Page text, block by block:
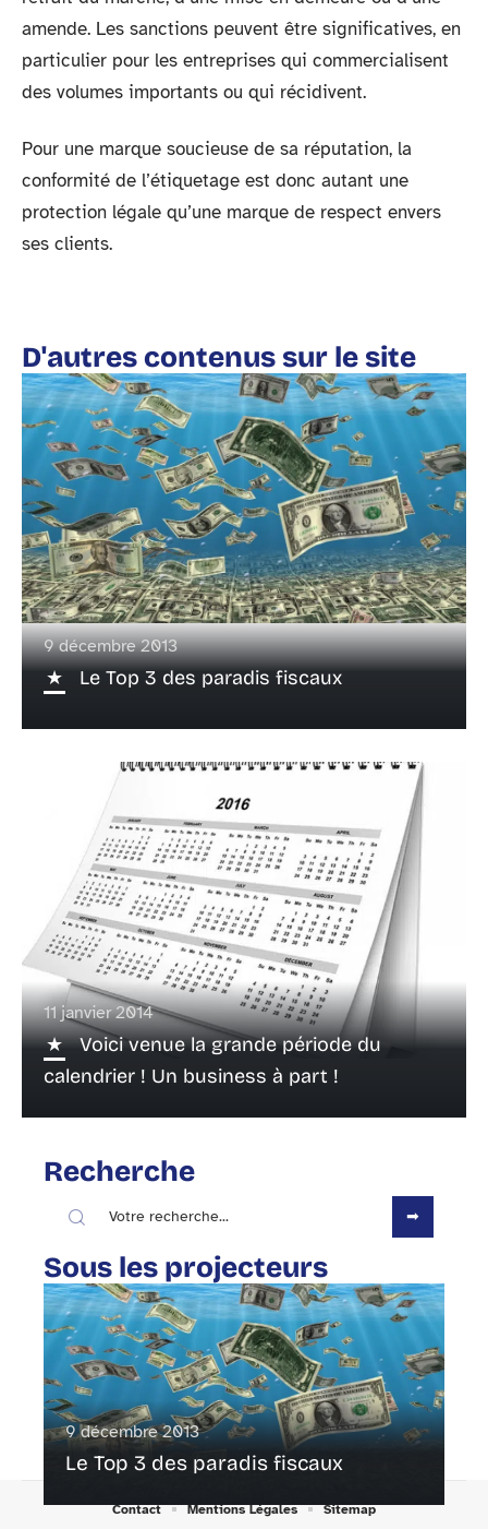
amende. Les sanctions peuvent être significatives, en
particulier pour les entreprises qui commercialisent
des volumes importants ou qui récidivent.
Pour une marque soucieuse de sa réputation, la
conformité de l’étiquetage est donc autant une
protection légale qu’une marque de respect envers
ses clients.
D'autres contenus sur le site
9 décembre 2013
Le Top 3 des paradis fiscaux
11 janvier 2014
Voici venue la grande période du
calendrier ! Un business à part !
Recherche
Sous les projecteurs
9 décembre 2013
Le Top 3 des paradis fiscaux
Contact Mentions Légales Sitemap